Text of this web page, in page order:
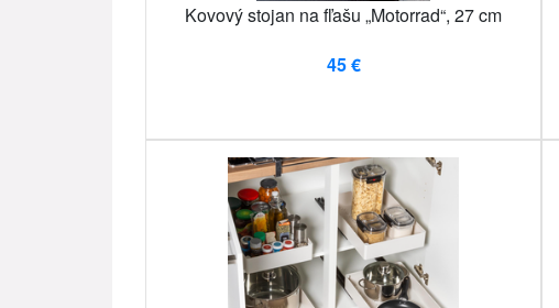
Kovový stojan na fľašu „Motorrad“, 27 cm
45 €